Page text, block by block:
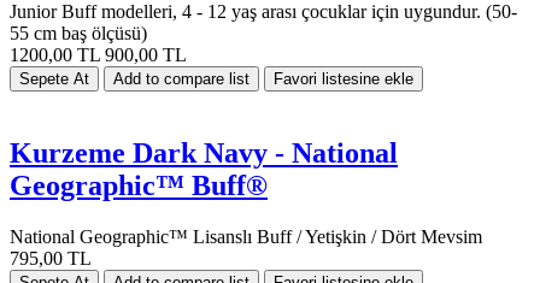
Junior Buff modelleri, 4 - 12 yaş arası çocuklar için uygundur. (50-
55 cm baş ölçüsü)
1200,00 TL 900,00 TL
Kurzeme Dark Navy - National
Geographic™ Buff®
National Geographic™ Lisanslı Buff / Yetişkin / Dört Mevsim
795,00 TL